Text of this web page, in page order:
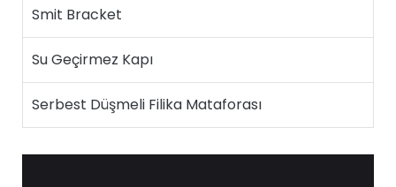
Smit Bracket
Su Geçirmez Kapı
Serbest Düşmeli Filika Mataforası